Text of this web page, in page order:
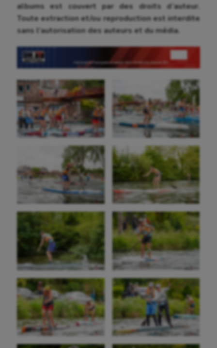
albums est couvert par des droits d’auteur.
Toute extraction et/ou reproduction est interdite
sans l’autorisation des auteurs et du média.